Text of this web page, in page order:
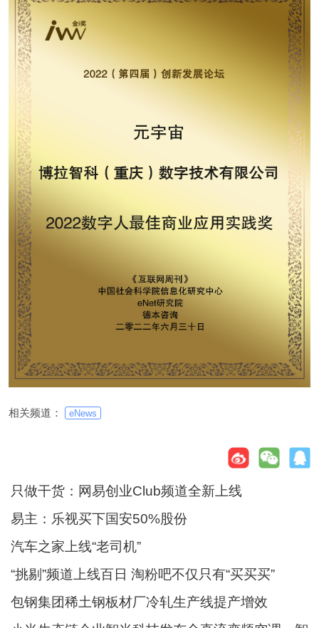
相关频道： eNews
只做干货：网易创业Club频道全新上线
易主：乐视买下国安50%股份
汽车之家上线“老司机”
“挑剔”频道上线百日 淘粉吧不仅只有“买买买”
包钢集团稀土钢板材厂冷轧生产线提产增效